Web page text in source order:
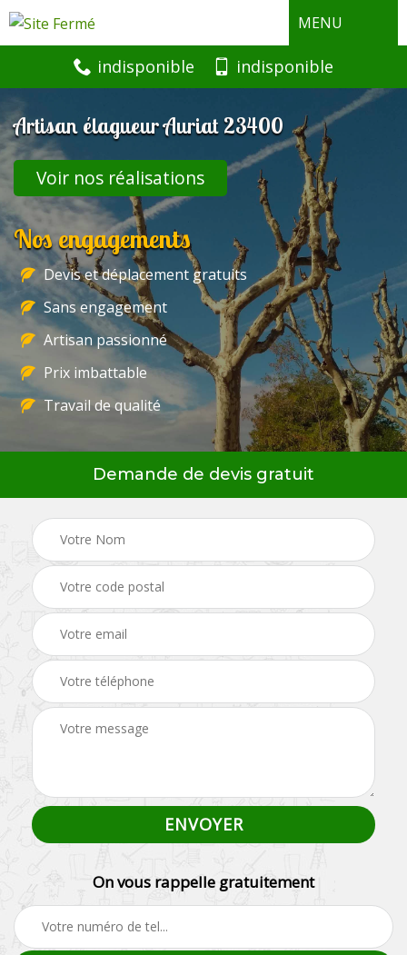
MENU
indisponible indisponible
Artisan élagueur Auriat 23400
Voir nos réalisations
Nos engagements
Devis et déplacement gratuits
Sans engagement
Artisan passionné
Prix imbattable
Travail de qualité
Demande de devis gratuit
On vous rappelle gratuitement